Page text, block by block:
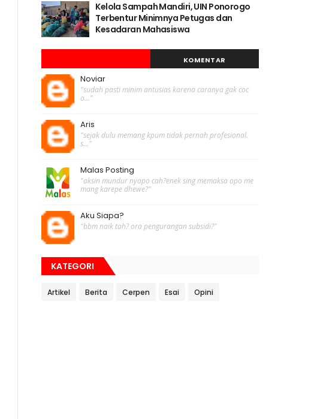
Kelola Sampah Mandiri, UIN Ponorogo
Terbentur Minimnya Petugas dan
Kesadaran Mahasiswa
KOMENTAR
Noviar
"sudah pasti minim antusias karena caranya gak coc
o..."
Aris
"sejak dulu memang kpum tidak pernah profesional.
s..."
Malas Posting
"aksin mundur nyapo cah?enek sing memaksa opo me
mang karepe dhewe?"
Aku Siapa?
"bbm naik tah? ora pengurangan subsidi?"
KATEGORI
Artikel Berita Cerpen Esai Opini